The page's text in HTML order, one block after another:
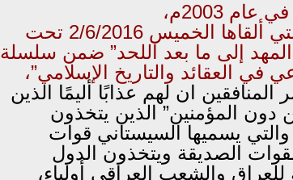
2003م،
جاء ذلك خلال محاضرته التي ألقاها الخميس 2/6/2016 تحت
إلى ما بعد اللحد” ضمن سلسلة
العقائد والتاريخ الإسلامي”،
ان لهم عذابًا أليمًا الذين
دون المؤمنين” الذين يتخذون
والتي يسميها السيستاني قوات
الصديقة ويتخذون الدول
للعراق والشعب العراقي أولياء،